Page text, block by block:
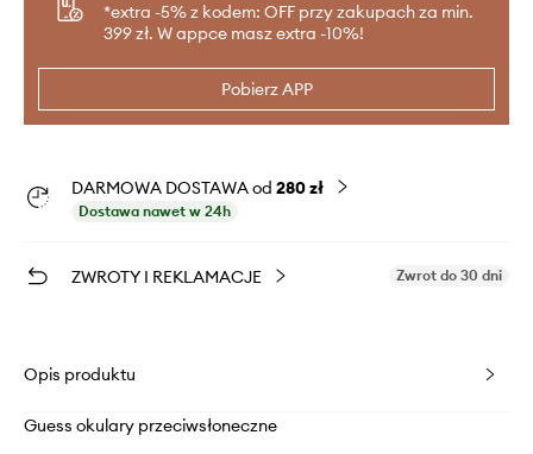
*extra -5% z kodem: OFF przy zakupach za min.
399 zł. W appce masz extra -10%!
Pobierz APP
DARMOWA DOSTAWA od 280 zł
Dostawa nawet w 24h
ZWROTY I REKLAMACJE Zwrot do 30 dni
Opis produktu
Guess okulary przeciwsłoneczne